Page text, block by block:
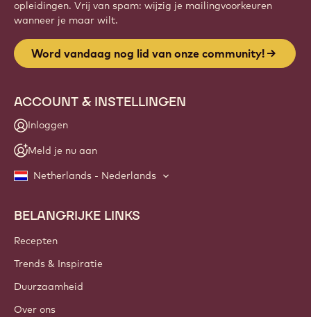
opleidingen. Vrij van spam: wijzig je mailingvoorkeuren
wanneer je maar wilt.
Word vandaag nog lid van onze community!
ACCOUNT & INSTELLINGEN
Inloggen
Meld je nu aan
Netherlands - Nederlands
Footer
Callebaut
BELANGRIJKE LINKS
Recepten
Trends & Inspiratie
Duurzaamheid
Over ons